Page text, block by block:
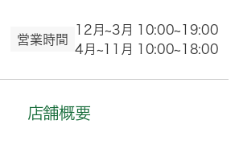
営業時間
12月~3月 10:00~19:00
4月~11月 10:00~18:00
店舗概要